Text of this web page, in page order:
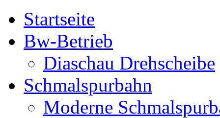
Startseite
Bw-Betrieb
Diaschau Drehscheibe
Schmalspurbahn
Moderne